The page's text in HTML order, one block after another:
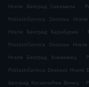
Hrane Београд Савамала
.
Poslastičarnica Dostava
Hrane Београд Карабурма
.
Poslastičarnica Dostava
Hrane Београд Кнежевац
.
Poslastičarnica Dostava Hrane
Београд Косанчићев Венац .